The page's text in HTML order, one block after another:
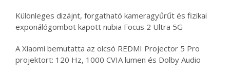
Különleges dizájnt, forgatható kameragyűrűt és fizikai
exponálógombot kapott nubia Focus 2 Ultra 5G
A Xiaomi bemutatta az olcsó REDMI Projector 5 Pro
projektort: 120 Hz, 1000 CVIA lumen és Dolby Audio